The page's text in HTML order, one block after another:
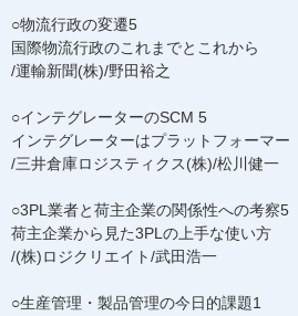
○物流行政の変遷5
国際物流行政のこれまでとこれから
/運輸新聞(株)/野田裕之
○インテグレーターのSCM 5
インテグレーターはプラットフォーマー
/三井倉庫ロジスティクス(株)/松川健一
○3PL業者と荷主企業の関係性への考察5
荷主企業から見た3PLの上手な使い方
/(株)ロジクリエイト/武田浩一
○生産管理・製品管理の今日的課題1